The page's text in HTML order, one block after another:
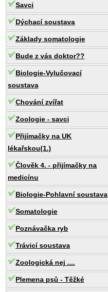
Savci
Dýchací soustava
Základy somatologie
Bude z vás doktor??
Biologie-Vylučovací
soustava
Chování zvířat
Zoologie - savci
Přijímačky na UK
lékařskou(1.)
Člověk 4. - přijímačky na
medicínu
Biologie-Pohlavní soustava
Somatologie
Poznávačka ryb
Trávicí soustava
Zoologická nej ....
Plemena psů - Těžké